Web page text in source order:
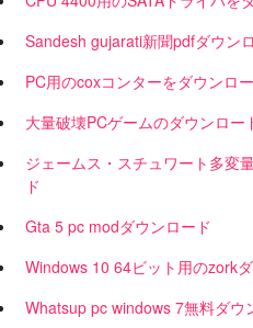
Sandesh gujarati新聞pdfダウン
PC用のcoxコンターをダウンロ
大量破壊PCゲームのダウンロー
ジェームス・スチュワート多変
ド
Gta 5 pc modダウンロード
Windows 10 64ビット用のzork
Whatsup pc windows 7無料ダウ